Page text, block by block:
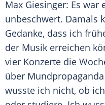
Max Giesinger: Es war
unbeschwert. Damals
Gedanke, dass ich
der Musik erreichen
vier Konzerte die
über
wusste ich nicht, ob